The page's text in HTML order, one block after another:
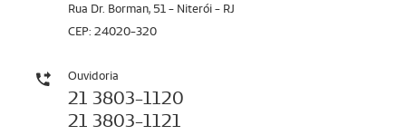
Rua Dr. Borman, 51 - Niterói - RJ
CEP: 24020-320
Ouvidoria
21 3803-1120
21 3803-1121